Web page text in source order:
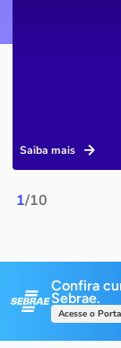
1/10
Saiba mais
Confira
Sebrae.
Acesse o